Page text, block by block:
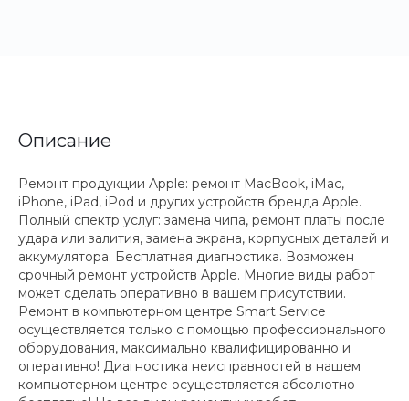
Описание
Ремонт продукции Apple: ремонт MacBook, iMac,
iPhone, iPad, iPod и других устройств бренда Apple.
Полный спектр услуг: замена чипа, ремонт платы после
удара или залития, замена экрана, корпусных деталей и
аккумулятора. Бесплатная диагностика. Возможен
срочный ремонт устройств Apple. Многие виды работ
может сделать оперативно в вашем присутствии.
Ремонт в компьютерном центре Smart Service
осуществляется только с помощью профессионального
оборудования, максимально квалифицированно и
оперативно! Диагностика неисправностей в нашем
компьютерном центре осуществляется абсолютно